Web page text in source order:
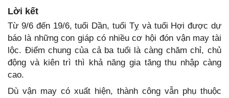
Lời kết
Từ 9/6 đến 19/6, tuổi Dần, tuổi Tỵ và tuổi Hợi được dự
báo là những con giáp có nhiều cơ hội đón vận may tài
lộc. Điểm chung của cả ba tuổi là càng chăm chỉ, chủ
động và kiên trì thì khả năng gia tăng thu nhập càng
cao.
Dù vận may có xuất hiện, thành công vẫn phụ thuộc